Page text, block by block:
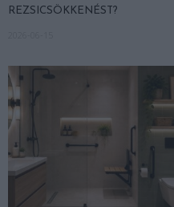
REZSICSÖKKENÉST?